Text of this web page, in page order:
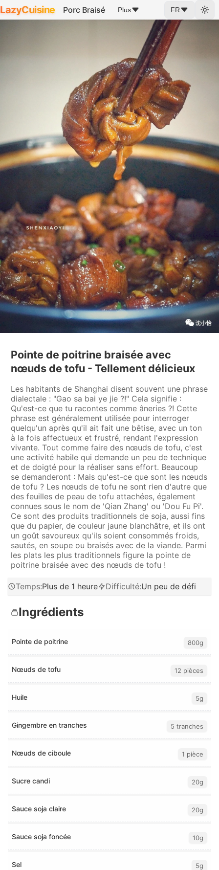
LazyCuisine Porc Braisé Plus FR
Pointe de poitrine braisée avec
nœuds de tofu - Tellement délicieux
Les habitants de Shanghai disent souvent une phrase
dialectale : "Gao sa bai ye jie ?!" Cela signifie :
Qu'est-ce que tu racontes comme âneries ?! Cette
phrase est généralement utilisée pour interroger
quelqu'un après qu'il ait fait une bêtise, avec un ton
à la fois affectueux et frustré, rendant l'expression
vivante. Tout comme faire des nœuds de tofu, c'est
une activité habile qui demande un peu de technique
et de doigté pour la réaliser sans effort. Beaucoup
se demanderont : Mais qu'est-ce que sont les nœuds
de tofu ? Les nœuds de tofu ne sont rien d'autre que
des feuilles de peau de tofu attachées, également
connues sous le nom de 'Qian Zhang' ou 'Dou Fu Pi'.
Ce sont des produits traditionnels de soja, aussi fins
que du papier, de couleur jaune blanchâtre, et ils ont
un goût savoureux qu'ils soient consommés froids,
sautés, en soupe ou braisés avec de la viande. Parmi
les plats les plus traditionnels figure la pointe de
poitrine braisée avec des nœuds de tofu !
Temps:Plus de 1 heure Difficulté:Un peu de défi
Ingrédients
Pointe de poitrine 800g
Nœuds de tofu 12 pièces
Huile 5g
Gingembre en tranches 5 tranches
Nœuds de ciboule 1 pièce
Sucre candi 20g
Sauce soja claire 20g
Sauce soja foncée 10g
Sel 5g